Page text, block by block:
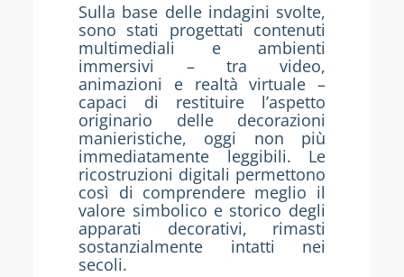
Sulla base delle indagini svolte,
sono stati progettati contenuti
multimediali e ambienti
immersivi – tra video,
animazioni e realtà virtuale –
capaci di restituire l’aspetto
originario delle decorazioni
manieristiche, oggi non più
immediatamente leggibili. Le
ricostruzioni digitali permettono
così di comprendere meglio il
valore simbolico e storico degli
apparati decorativi, rimasti
sostanzialmente intatti nei
secoli.